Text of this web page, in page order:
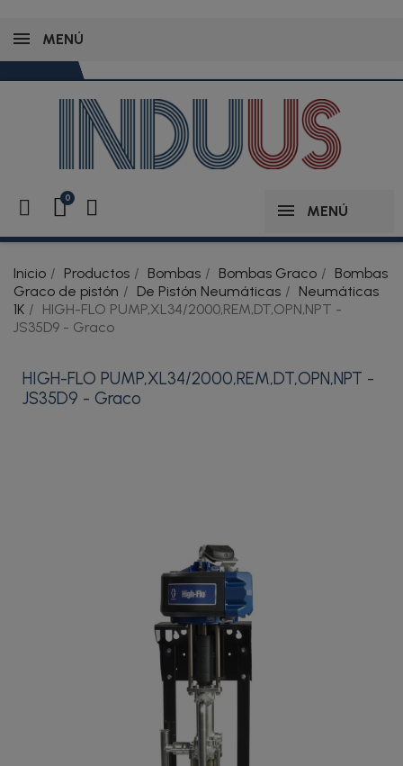
MENÚ
MENÚ
Inicio Productos Bombas Bombas Graco
Bombas
Graco de pistón
De Pistón Neumáticas
Neumáticas
1K
HIGH-FLO PUMP,XL34/2000,REM,DT,OPN,NPT -
JS35D9 - Graco
HIGH-FLO PUMP,XL34/2000,REM,DT,OPN,NPT -
JS35D9 - Graco